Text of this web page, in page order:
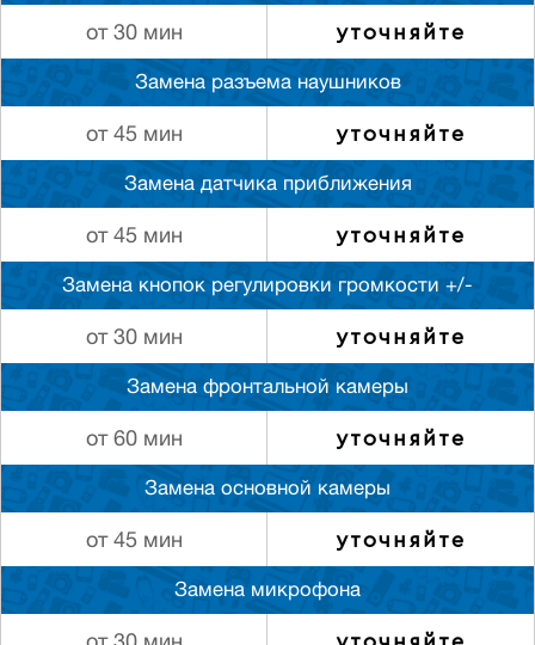
от 30 мин уточняйте
Замена разъема наушников
от 45 мин уточняйте
Замена датчика приближения
от 45 мин уточняйте
Замена кнопок регулировки громкости +/-
от 30 мин уточняйте
Замена фронтальной камеры
от 60 мин уточняйте
Замена основной камеры
от 45 мин уточняйте
Замена микрофона